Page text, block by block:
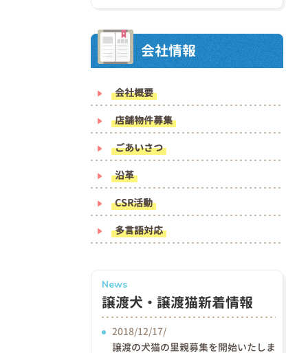
会社情報
会社概要
店舗物件募集
ごあいさつ
沿革
CSR活動
多言語対応
News
譲渡犬・譲渡猫新着情報
2018/12/17/
譲渡の犬猫の里親募集を開始いたしま